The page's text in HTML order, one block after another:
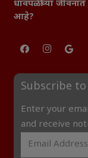
धावपळीच्या
आहे?
Subscribe
Enter your
and receive